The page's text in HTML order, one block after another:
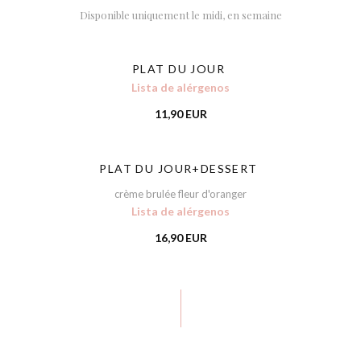
Disponible uniquement le midi, en semaine
PLAT DU JOUR
Lista de alérgenos
11,90 EUR
PLAT DU JOUR+DESSERT
crème brulée fleur d'oranger
Lista de alérgenos
16,90 EUR